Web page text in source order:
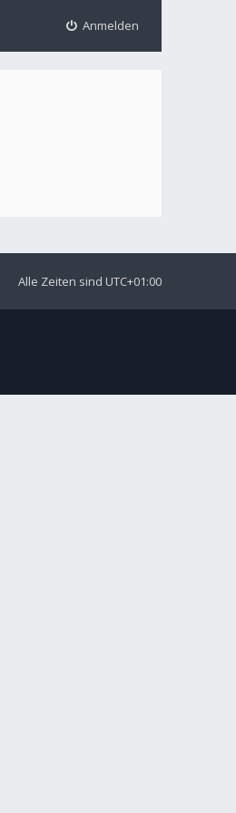
Anmelden
Alle Zeiten sind UTC+01:00